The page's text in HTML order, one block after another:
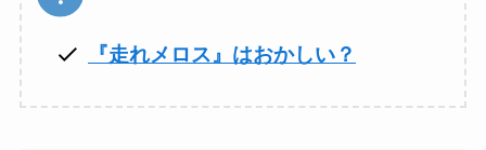
『走れメロス』はおかしい？